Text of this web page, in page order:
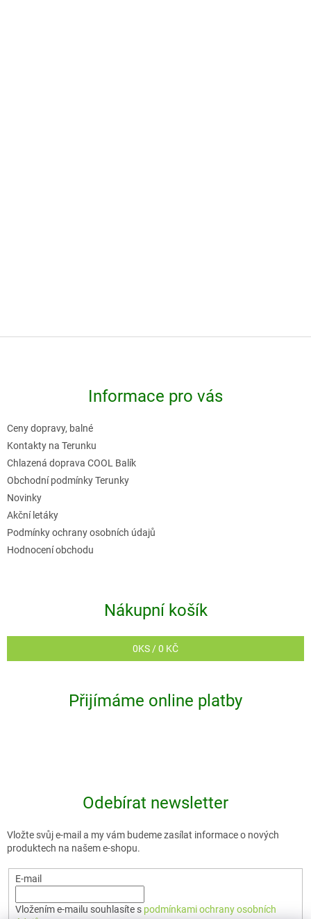
Informace pro vás
Ceny dopravy, balné
Kontakty na Terunku
Chlazená doprava COOL Balík
Obchodní podmínky Terunky
Novinky
Akční letáky
Podmínky ochrany osobních údajů
Hodnocení obchodu
Nákupní košík
0KS /0 KČ
Přijímáme online platby
Odebírat newsletter
Vložte svůj e-mail a my vám budeme zasílat informace o nových
produktech na našem e-shopu.
E-mail
Vložením e-mailu souhlasíte s podmínkami ochrany osobních